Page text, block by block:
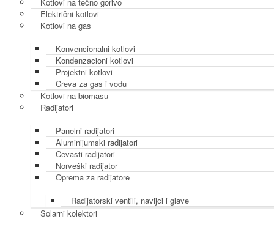
Električni kotlovi
Kotlovi na gas
Konvencionalni kotlovi
Kondenzacioni kotlovi
Projektni kotlovi
Creva za gas i vodu
Kotlovi na biomasu
Radijatori
Panelni radijatori
Aluminijumski radijatori
Cevasti radijatori
Norveški radijator
Oprema za radijatore
Radijatorski ventili, navijci i glave
Solarni kolektori